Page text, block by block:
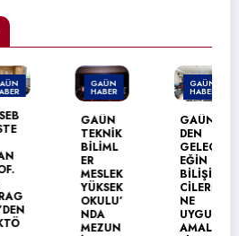
GAÜN
HABER
GAÜN
TEKNİK
BİLİML
MESLEK
YÜKSEK
OKULU’
NDA
MEZUN
GAÜN
HABER
GAÜN’
DEN
GELEC
EĞİN
BİLİŞİM
CİLERİ
NE
UYGUL
AMALI